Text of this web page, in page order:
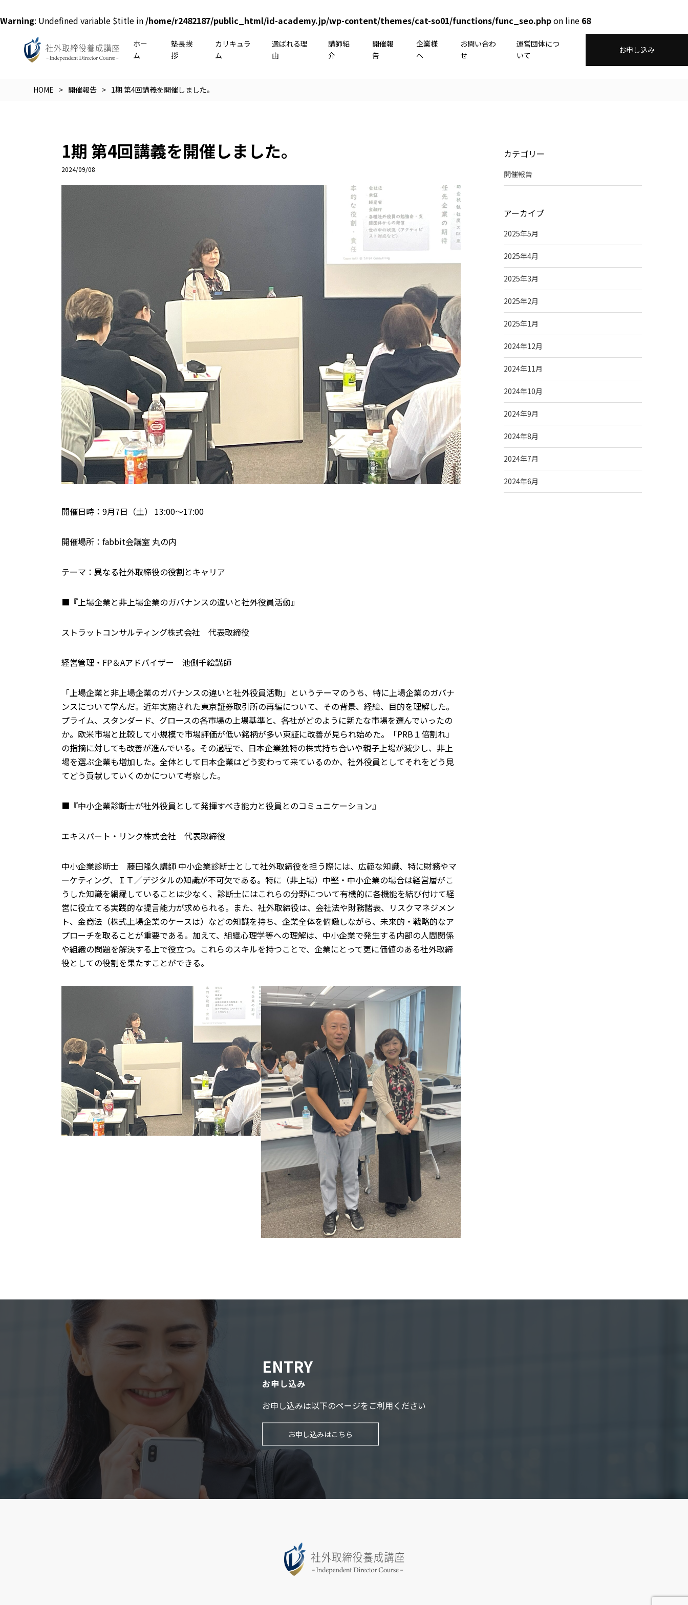
Warning: Undefined variable $title in /home/r2482187/public_html/id-academy.jp/wp-content/themes/cat-so01/functions/func_seo.phpon line 68
ホー
ム
塾長挨
拶
カリキュラ
ム
選ばれる理
由
講師紹
介
開催報
告
企業様
へ
お問い合わ
せ
運営団体につ
いて
お申し込み
HOME 開催報告 1期 第4回講義を開催しました。
1期 第4回講義を開催しました。
2024/09/08
開催日時：9月7日（土） 13:00～17:00
開催場所：fabbit会議室 丸の内
テーマ：異なる社外取締役の役割とキャリア
■『上場企業と非上場企業のガバナンスの違いと社外役員活動』
ストラットコンサルティング株式会社 代表取締役
経営管理・FP＆Aアドバイザー 池側千絵講師
「上場企業と非上場企業のガバナンスの違いと社外役員活動」というテーマのうち、特に上場企業のガバナ
ンスについて学んだ。近年実施された東京証券取引所の再編について、その背景、経緯、目的を理解した。
プライム、スタンダード、グロースの各市場の上場基準と、各社がどのように新たな市場を選んでいったの
か。欧米市場と比較して小規模で市場評価が低い銘柄が多い東証に改善が見られ始めた。「PRB１倍割れ」
の指摘に対しても改善が進んでいる。その過程で、日本企業独特の株式持ち合いや親子上場が減少し、非上
場を選ぶ企業も増加した。全体として日本企業はどう変わって来ているのか、社外役員としてそれをどう見
てどう貢献していくのかについて考察した。
■『中小企業診断士が社外役員として発揮すべき能力と役員とのコミュニケーション』
エキスパート・リンク株式会社 代表取締役
中小企業診断士 藤田隆久講師 中小企業診断士として社外取締役を担う際には、広範な知識、特に財務やマ
ーケティング、ＩＴ／デジタルの知識が不可欠である。特に（非上場）中堅・中小企業の場合は経営層がこ
うした知識を網羅していることは少なく、診断士にはこれらの分野について有機的に各機能を結び付けて経
営に役立てる実践的な提言能力が求められる。また、社外取締役は、会社法や財務諸表、リスクマネジメン
ト、金商法（株式上場企業のケースは）などの知識を持ち、企業全体を俯瞰しながら、未来的・戦略的なア
プローチを取ることが重要である。加えて、組織心理学等への理解は、中小企業で発生する内部の人間関係
や組織の問題を解決する上で役立つ。これらのスキルを持つことで、企業にとって更に価値のある社外取締
役としての役割を果たすことができる。
カテゴリー
開催報告
アーカイブ
2025年5月
2025年4月
2025年3月
2025年2月
2025年1月
2024年12月
2024年11月
2024年10月
2024年9月
2024年8月
2024年7月
2024年6月
ENTRY
お申し込み
お申し込みは以下のページをご利用ください
お申し込みはこちら